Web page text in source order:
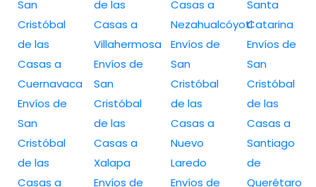
San
Cristóbal
de las
Casas a
Cuernavaca
Envíos de
San
Cristóbal
de las
Casas a
de las
Casas a
Villahermosa
Envíos de
San
Cristóbal
de las
Casas a
Xalapa
Envíos de
Casas a
Nezahualcóyotl
Envíos de
San
Cristóbal
de las
Casas a
Nuevo
Laredo
Envíos de
Santa
Catarina
Envíos de
San
Cristóbal
de las
Casas a
Santiago
de
Querétaro